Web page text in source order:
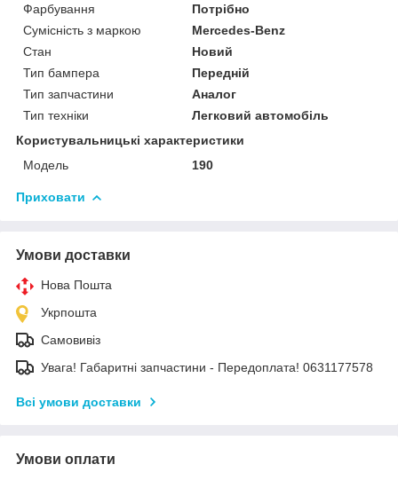
Фарбування
Потрібно
Сумісність з маркою
Mercedes-Benz
Стан
Новий
Тип бампера
Передній
Тип запчастини
Аналог
Тип техніки
Легковий автомобіль
Користувальницькі характеристики
Мoдель
190
Приховати
Умови доставки
Нова Пошта
Укрпошта
Самовивіз
Увага! Габаритні запчастини - Передоплата! 0631177578
Всі умови доставки
Умови оплати